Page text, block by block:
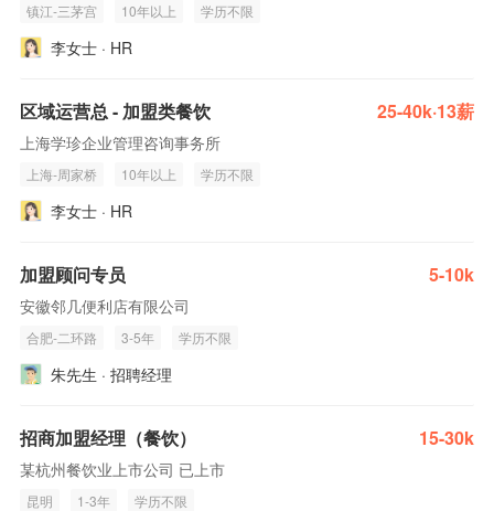
镇江-三茅宫 10年以上 学历不限
李女士 · HR
区域运营总 - 加盟类餐饮 25-40k·13薪
上海学珍企业管理咨询事务所
上海-周家桥 10年以上 学历不限
李女士 · HR
加盟顾问专员 5-10k
安徽邻几便利店有限公司
合肥-二环路 3-5年 学历不限
朱先生 · 招聘经理
招商加盟经理（餐饮） 15-30k
某杭州餐饮业上市公司 已上市
昆明 1-3年 学历不限